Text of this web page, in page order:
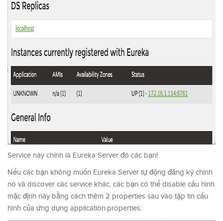
Service này chính là Eureka Server đó các bạn!
Nếu các bạn không muốn Eureka Server tự động đăng ký chính
nó và discover các service khác, các bạn có thể disable cấu hình
mặc định này bằng cách thêm 2 properties sau vào tập tin cấu
hình của ứng dụng application.properties: